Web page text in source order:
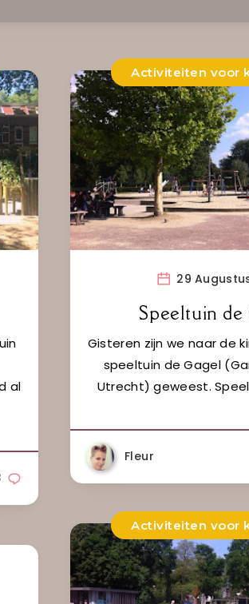
al
Activiteiten voor
29
Speeltuin de
Gisteren zijn we naar de
speeltuin de Gagel
Utrecht) geweest.
Fleur
Activiteiten voor